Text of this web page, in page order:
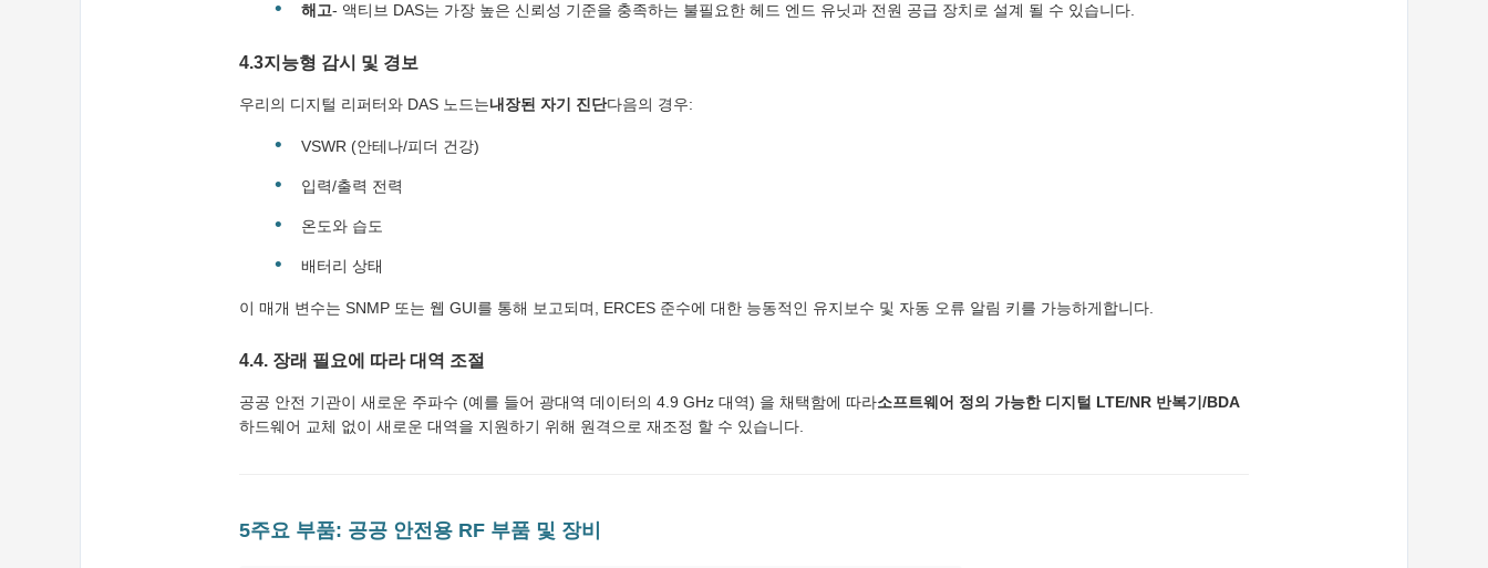
해고- 액티브 DAS는 가장 높은 신뢰성 기준을 충족하는 불필요한 헤드 엔드 유닛과 전원 공급 장치로 설계 될 수 있습니다.
4.3지능형 감시 및 경보
우리의 디지털 리퍼터와 DAS 노드는내장된 자기 진단다음의 경우:
VSWR (안테나/피더 건강)
입력/출력 전력
온도와 습도
배터리 상태
이 매개 변수는 SNMP 또는 웹 GUI를 통해 보고되며, ERCES 준수에 대한 능동적인 유지보수 및 자동 오류 알림 키를 가능하게합니다.
4.4. 장래 필요에 따라 대역 조절
공공 안전 기관이 새로운 주파수 (예를 들어 광대역 데이터의 4.9 GHz 대역) 을 채택함에 따라소프트웨어 정의 가능한 디지털 LTE/NR 반복기/BDA
하드웨어 교체 없이 새로운 대역을 지원하기 위해 원격으로 재조정 할 수 있습니다.
5주요 부품: 공공 안전용 RF 부품 및 장비